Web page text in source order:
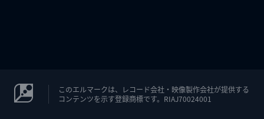
このエルマークは、レコード会社・映像製作会社が提供する
コンテンツを示す登録商標です。RIAJ70024001